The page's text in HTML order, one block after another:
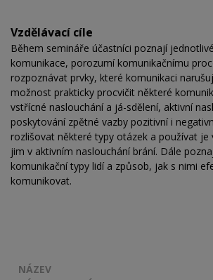
Vzdělávací cíle
Během semináře účastníci poznají
komunikace, porozumí komunikačnímu
rozpoznávat prvky, které komunikaci
možnost prakticky procvičit některé
vstřícné naslouchání a já-sdělení, aktivní
poskytování zpětné vazby pozitivní i
rozlišovat některé typy otázek a používat je
jim v aktivním naslouchání brání. Dále
komunikační typy lidí a způsob, jak s nimi
komunikovat.
NÁZEV